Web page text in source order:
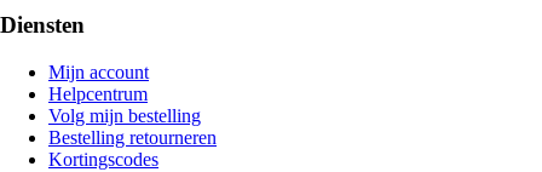
Diensten
Mijn account
Helpcentrum
Volg mijn bestelling
Bestelling retourneren
Kortingscodes